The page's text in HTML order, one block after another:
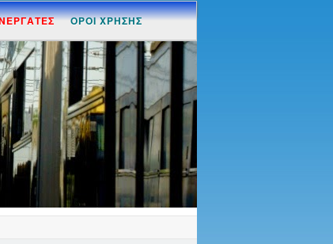
ΟΡΟΙ ΧΡΗΣΗΣ